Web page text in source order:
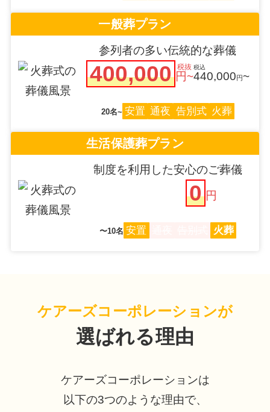
一般葬プラン
参列者の多い伝統的な葬儀
400,000 税抜
円~
税込
440,000円~
20名~ 安置 通夜 告別式 火葬
生活保護葬プラン
制度を利用した安心のご葬儀
0 円
〜10名 安置 火葬
ケアーズコーポレーションが
選ばれる理由
ケアーズコーポレーションは
以下の3つのような理由で、